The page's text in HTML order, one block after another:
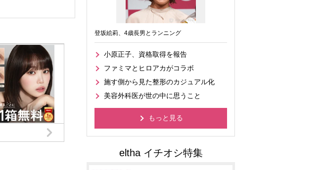
登坂絵莉、4歳長男とランニング
小原正子、資格取得を報告
ファミマとヒロアカがコラボ
施す側から見た整形のカジュアル化
美容外科医が世の中に思うこと
もっと見る